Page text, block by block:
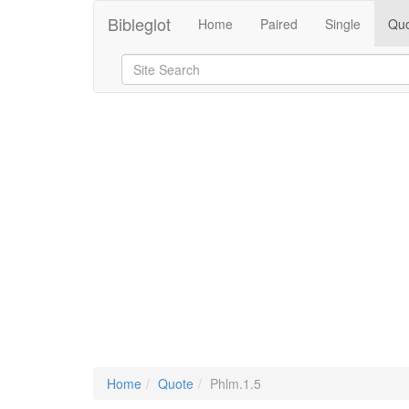
Bibleglot Home Paired Single
Home Quote Phlm.1.5